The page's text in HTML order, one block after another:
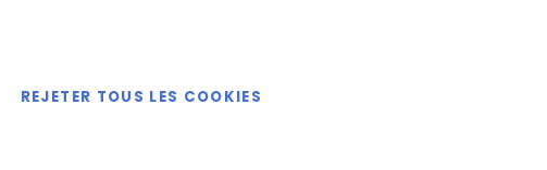
REJETER TOUS LES COOKIES